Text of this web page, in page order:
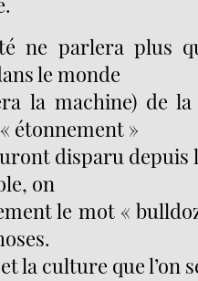
ne parlera plus
le monde
la machine) de
étonnement »
disparu depuis
on
le mot «
la culture que l’on